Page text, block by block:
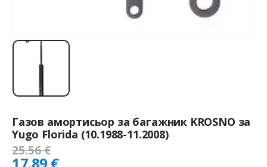
Газов амортисьор за багажник KROSNO за
Yugo Florida (10.1988-11.2008)
25.56€